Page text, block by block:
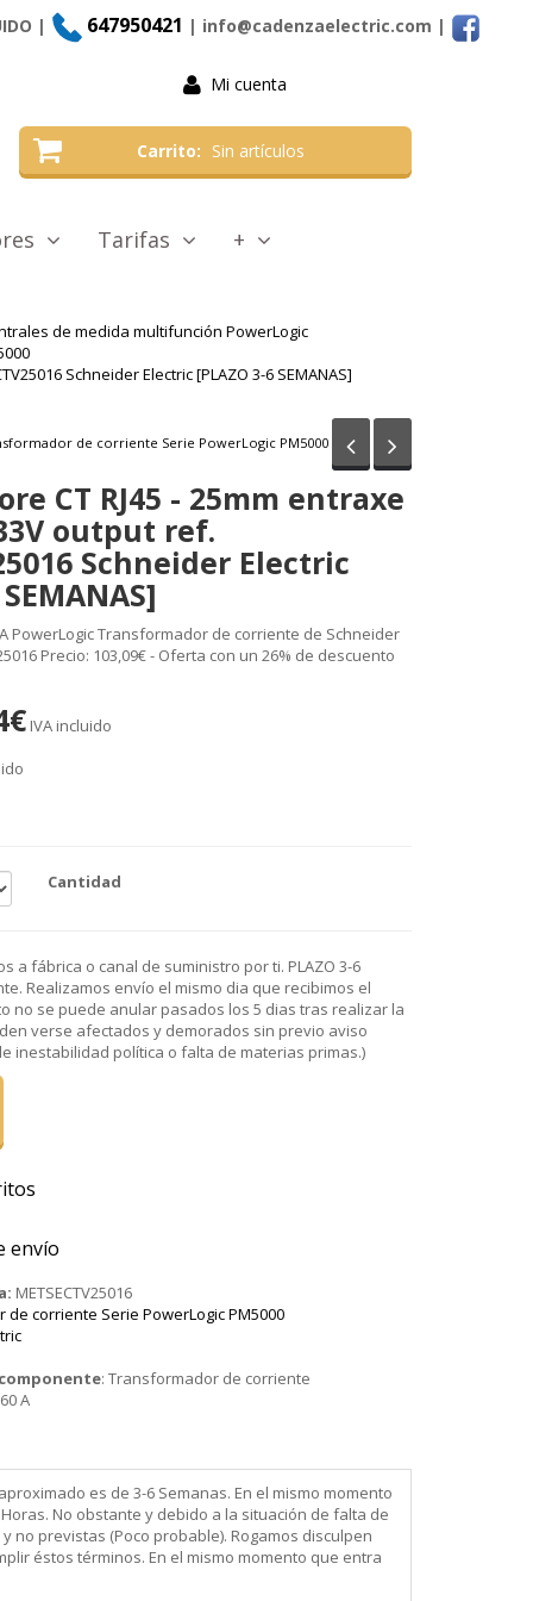
| 647950421 | info@cadenzaelectric.com |
Mi cuenta
Carrito Sin artículos
Tarifas +
de medida multifunción PowerLogic
Schneider Electric [PLAZO 3-6 SEMANAS]
de corriente Serie PowerLogic PM5000 Anterior
CT RJ45 - 25mm entraxe
output ref.
Schneider Electric
A PowerLogic Transformador de corriente de Schneider
Precio: 103,09€ - Oferta con un 26% de descuento
IVA incluido
Cantidad
a fábrica o canal de suministro por ti. PLAZO 3-6
Realizamos envío el mismo dia que recibimos el
no se puede anular pasados los 5 dias tras realizar la
verse afectados y demorados sin previo aviso
inestabilidad política o falta de materias primas.)
envío
METSECTV25016
corriente Serie PowerLogic PM5000
:Transformador de corriente
A
es de 3-6 Semanas. En el mismo momento
No obstante y debido a la situación de falta de
no previstas (Poco probable). Rogamos disculpen
éstos términos. En el mismo momento que entra